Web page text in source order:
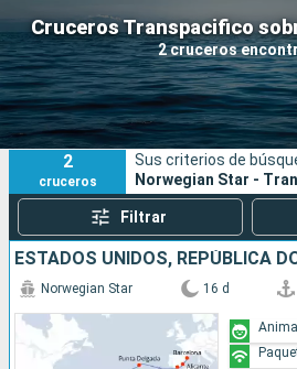
Cruceros Transpacifico
2 cruceros
Nuestros destinos
Fecha de salida
Puertos
2
cruceros
Sus criterios de
Norwegian Star -
Filtrar
Norwegian Star 16 d